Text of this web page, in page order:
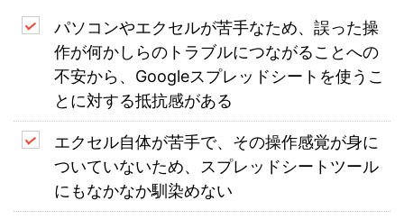
パソコンやエクセルが苦手なため、誤った操
作が何かしらのトラブルにつながることへの
不安から、Googleスプレッドシートを使うこ
とに対する抵抗感がある
エクセル自体が苦手で、その操作感覚が身に
ついていないため、スプレッドシートツール
にもなかなか馴染めない